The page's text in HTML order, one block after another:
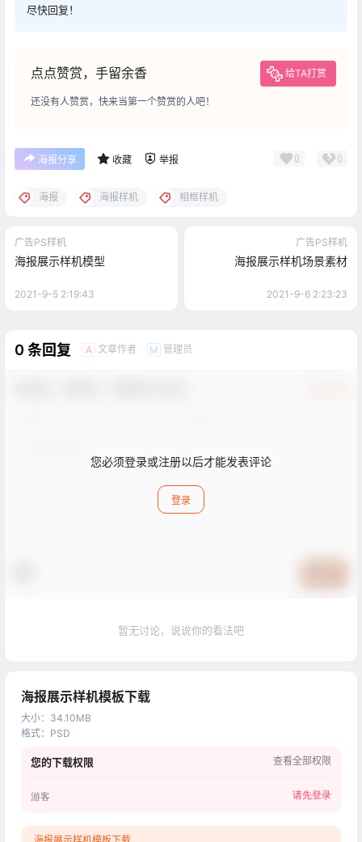
尽快回复！
点点赞赏，手留余香 给TA打赏
还没有人赞赏，快来当第一个赞赏的人吧！
海报分享 收藏 举报 0 0
海报 海报样机 相框样机
广告PS样机
海报展示样机模型
2021-9-5 2:19:43
广告PS样机
海报展示样机场景素材
2021-9-6 2:23:23
0 条回复 A 文章作者 M 管理员
您必须登录或注册以后才能发表评论
登录
暂无讨论，说说你的看法吧
海报展示样机模板下载
大小： 34.10MB
格式： PSD
您的下载权限 查看全部权限
游客 请先登录